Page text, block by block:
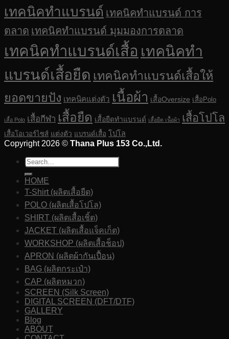
เทคนิคทำแบรนด์ เทคนิคทำแบรนด์ การ
ตลาด เทคนิคทำแบรนด์ มุมมองการตลาด
เทคนิคทำแบรนด์เสื้อ เทคนิคทำ
แบรนด์เสื้อยืด เทคนิคทำแบรนด์เสื้อให้
ยอดขายปัง เทคนิคแต่งตัว เนื้อผ้า เสื้อOversize เสื้อPolo
เสื้อ Polo เสื้อกีฬา เสื้อยืด เสื้อยืดทำแบรนด์ เสื้อยืด เนื้อผ้า เสื้อโปโล
เสื้อโอเวอร์ไซส์ แต่งตัว แบรนด์เสื้อ โปโล
Copyright 2026 © Thana Plus 153 Co.,Ltd.
HOME
T-Shirt (ผลิตเสื้อยืด)
POLO (ผลิตเสื้อโปโล)
SHIRT (ผลิตเสื้อเชิ้ต)
JACKET (ผลิตเสื้อแจ็คเก็ต)
WORKSHOP (ผลิตเสื้อช็อป)
APRON (ผลิตผ้ากันเปื้อน)
BAG (ผลิตกระเป๋า)
CAP (ผลิตหมวก)
SCREEN (Silk Screen)
DIGITAL SCREEN (DFT/DTF)
GALLERY
Blog
ABOUT